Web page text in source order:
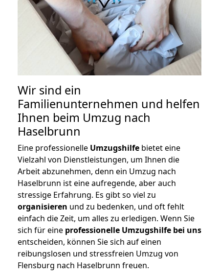
Wir sind ein
Familienunternehmen und helfen
Ihnen beim Umzug nach
Haselbrunn
Eine professionelle Umzugshilfe bietet eine
Vielzahl von Dienstleistungen, um Ihnen die
Arbeit abzunehmen, denn ein Umzug nach
Haselbrunn ist eine aufregende, aber auch
stressige Erfahrung. Es gibt so viel zu
organisieren und zu bedenken, und oft fehlt
einfach die Zeit, um alles zu erledigen. Wenn Sie
sich für eine professionelle Umzugshilfe bei uns
entscheiden, können Sie sich auf einen
reibungslosen und stressfreien Umzug von
Flensburg nach Haselbrunn freuen.